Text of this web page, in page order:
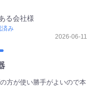
る会社様
済み
2026-06-11
方が使い勝手がよいので本